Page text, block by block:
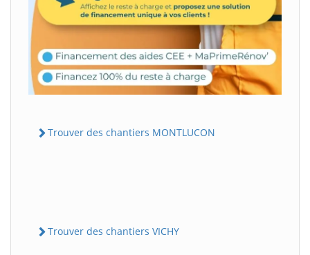
Trouver des chantiers MONTLUCON
Trouver des chantiers VICHY